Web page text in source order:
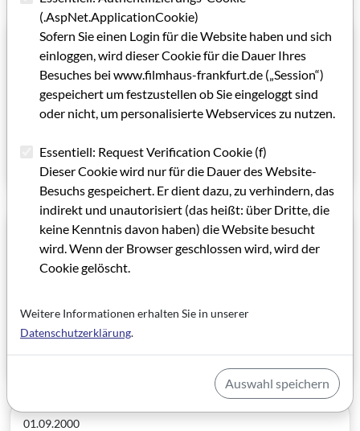
01.09.2000
Der Abspann gehört zum Film
Zur Ästhetik des Filmvorführens - eine Glosse
Von Martin Loew
Artikel lesen
01.09.2000
Ist Feministisches Kino noch aktuell?
Von Elke Lückert
Artikel lesen
01.09.2000
(.AspNet.ApplicationCookie)
Sofern Sie einen Login für die Website haben und sich
einloggen, wird dieser Cookie für die Dauer Ihres
Besuches bei www.filmhaus-frankfurt.de („Session“)
gespeichert um festzustellen ob Sie eingeloggt sind
oder nicht, um personalisierte Webservices zu nutzen.
Essentiell: Request Verification Cookie (f)
Dieser Cookie wird nur für die Dauer des Website-
Besuchs gespeichert. Er dient dazu, zu verhindern, das
indirekt und unautorisiert (das heißt: über Dritte, die
keine Kenntnis davon haben) die Website besucht
wird. Wenn der Browser geschlossen wird, wird der
Cookie gelöscht.
Weitere Informationen erhalten Sie in unserer
Datenschutzerklärung.
Auswahl speichern